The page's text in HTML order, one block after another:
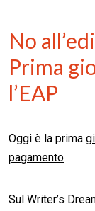
No
Prima
l’EAP
Oggi è la prima
pagamento.
Sul Writer’s